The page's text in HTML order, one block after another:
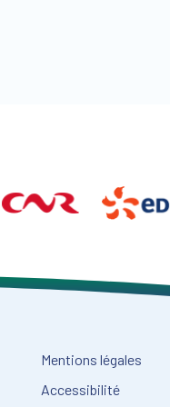
Mentions légales
Accessibilité